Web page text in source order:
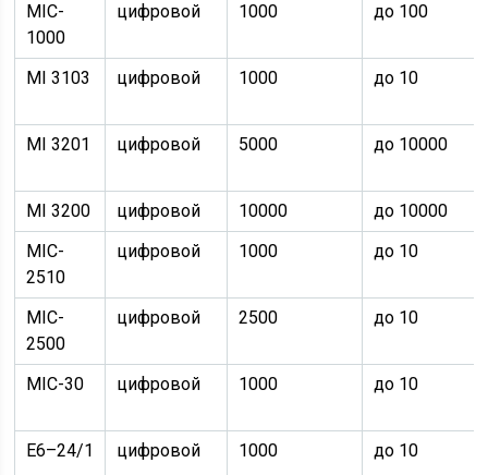
MIC-
1000
цифровой 1000 до 100
MI 3103 цифровой 1000 до 10
MI 3201 цифровой 5000 до 10000
MI 3200 цифровой 10000
до 10000
MIC-
2510
цифровой 1000 до 10
MIC-
2500
цифровой 2500 до 10
MIC-30 цифровой 1000 до 10
E6–24/1 цифровой 1000 до 10